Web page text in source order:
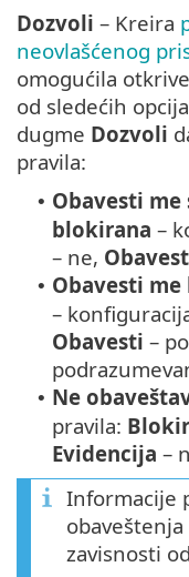
Dozvoli – Kreira
neovlašćenog
omogućila
od sledećih
dugme Dozvoli
pravila:
• Obavesti
blokirana –
– ne,
• Obavesti
–
Obavesti –
• Ne
pravila:
Evidencija –
Informacije
zavisnosti